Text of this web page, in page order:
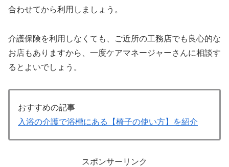
合わせてから利用しましょう。
介護保険を利用しなくても、ご近所の工務店でも良心的な
お店もありますから、一度ケアマネージャーさんに相談す
るとよいでしょう。
おすすめの記事
入浴の介護で浴槽にある【椅子の使い方】を紹介
スポンサーリンク